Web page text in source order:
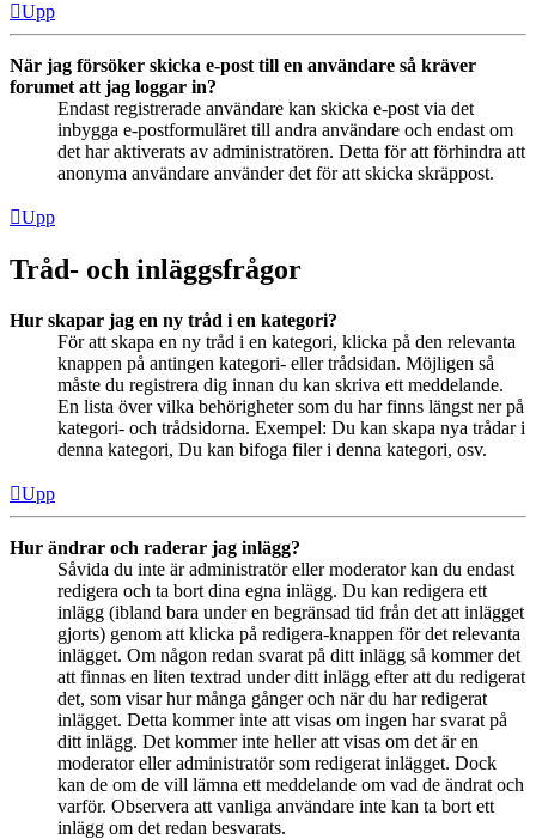
Upp
När jag försöker skicka e-post till en användare så kräver
forumet att jag loggar in?
Endast registrerade användare kan skicka e-post via det
inbygga e-postformuläret till andra användare och endast om
det har aktiverats av administratören. Detta för att förhindra att
anonyma användare använder det för att skicka skräppost.
Upp
Tråd- och inläggsfrågor
Hur skapar jag en ny tråd i en kategori?
För att skapa en ny tråd i en kategori, klicka på den relevanta
knappen på antingen kategori- eller trådsidan. Möjligen så
måste du registrera dig innan du kan skriva ett meddelande.
En lista över vilka behörigheter som du har finns längst ner på
kategori- och trådsidorna. Exempel: Du kan skapa nya trådar i
denna kategori, Du kan bifoga filer i denna kategori, osv.
Upp
Hur ändrar och raderar jag inlägg?
Såvida du inte är administratör eller moderator kan du endast
redigera och ta bort dina egna inlägg. Du kan redigera ett
inlägg (ibland bara under en begränsad tid från det att inlägget
gjorts) genom att klicka på redigera-knappen för det relevanta
inlägget. Om någon redan svarat på ditt inlägg så kommer det
att finnas en liten textrad under ditt inlägg efter att du redigerat
det, som visar hur många gånger och när du har redigerat
inlägget. Detta kommer inte att visas om ingen har svarat på
ditt inlägg. Det kommer inte heller att visas om det är en
moderator eller administratör som redigerat inlägget. Dock
kan de om de vill lämna ett meddelande om vad de ändrat och
varför. Observera att vanliga användare inte kan ta bort ett
inlägg om det redan besvarats.